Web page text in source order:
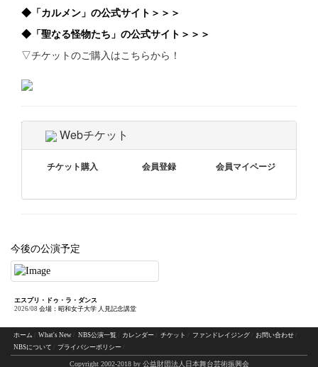
◆「カルメン」の公式サイト＞＞＞
◆「聖なる怪物たち」の公式サイト＞＞＞
▽チケットのご購入はこちらから！
Tweet
Webチケット
チケット購入 会員登録 会員マイページ
今後の公演予定
エスプリ・ドゥ・ラ・ダンス
2026/08 会場：昭和女子大学 人見記念講堂
ホーム What's New NBS公演一覧 カレンダー チケット ファンドレイジング
お問い合わせ
NBSについて
プライバシーポリシー
Copyright 2002-2018 by 公益財団法人日本舞台芸術振興会